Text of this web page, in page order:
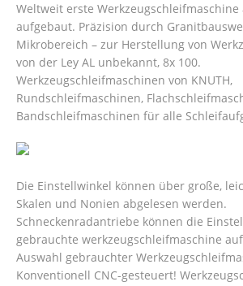
Weltweit erste
aufgebaut. Präzision durch
Mikrobereich – zur Herstellung von
von der Ley AL unbekannt, 8x 100.
Werkzeugschleifmaschinen von KNUTH,
Rundschleifmaschinen,
Bandschleifmaschinen für alle
Die Einstellwinkel können über große,
Skalen und Nonien abgelesen werden.
Schneckenradantriebe können die
gebrauchte werkzeugschleifmaschine auf
Auswahl gebrauchter
Konventionell CNC-gesteuert!